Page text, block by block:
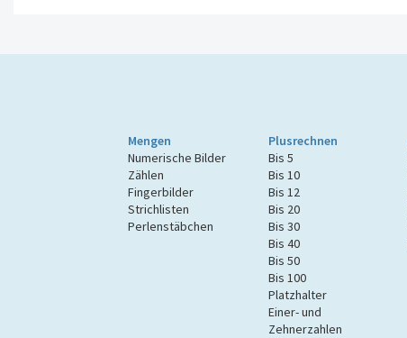
Mengen
Numerische Bilder
Zählen
Fingerbilder
Strichlisten
Perlenstäbchen
Plusrechnen
Bis 5
Bis 10
Bis 12
Bis 20
Bis 30
Bis 40
Bis 50
Bis 100
Platzhalter
Einer- und
Zehnerzahlen